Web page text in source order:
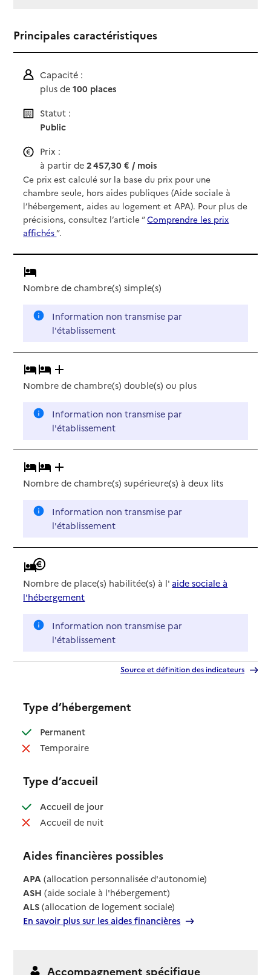
Principales caractéristiques
Capacité :
plus de100 places
Statut :
Public
Prix :
à partir de2 457,30 € / mois
Ce prix est calculé sur la base du prix pour une
chambre seule, hors aides publiques (Aide sociale à
l’hébergement, aides au logement et APA). Pour plus de
précisions, consultez l’article “Comprendre les prix
affichés”.
Nombre de chambre(s) simple(s)
Information non transmise par
l'établissement
Nombre de chambre(s) double(s)ou plus
Information non transmise par
l'établissement
Nombre de chambre(s) supérieure(s) à deux lits
Information non transmise par
l'établissement
Nombre de place(s) habilitée(s) à l' aide sociale à
l'hébergement
Information non transmise par
l'établissement
Source et définition des indicateurs
Type d’hébergement
Permanent: disponible
Temporaire: non disponible
Type d’accueil
Accueil de jour: disponible
Accueil de nuit: non disponible
Aides financières possibles
APA (allocation personnalisée d'autonomie)
ASH (aide sociale à l'hébergement)
ALS (allocation de logement sociale)
En savoir plus sur les aides financières
Accompagnement spécifique